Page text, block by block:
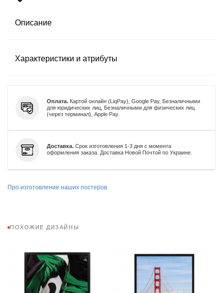
Описание
Характеристики и атрибуты
Оплата. Картой онлайн (LiqPay), Google Pay, Безналичными
для юридических лиц, Безналичными для физических лиц
(через терминал), Apple Pay.
Доставка. Срок изготовления 1-3 дня с момента
оформления заказа. Доставка Новой Почтой по Украине.
Про изготовление наших постеров.
ПОХОЖИЕ ДИЗАЙНЫ